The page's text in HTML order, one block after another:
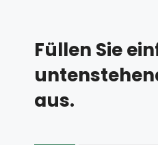
Füllen Sie
aus.